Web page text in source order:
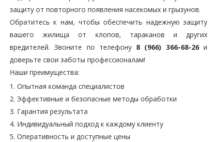
защиту от повторного появления насекомых и грызунов.
Обратитесь к нам, чтобы обеспечить надежную защиту
вашего жилища от клопов, тараканов и других
вредителей. Звоните по телефону 8 (966) 366-68-26и
доверьте свои заботы профессионалам!
Наши преимущества:
Опытная команда специалистов
Эффективные и безопасные методы обработки
Гарантия результата
Индивидуальный подход к каждому клиенту
Оперативность и доступные цены